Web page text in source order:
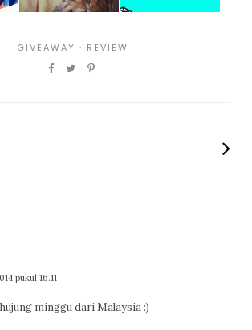
GIVEAWAY · REVIEW
pukul 16.11
minggu dari Malaysia :)